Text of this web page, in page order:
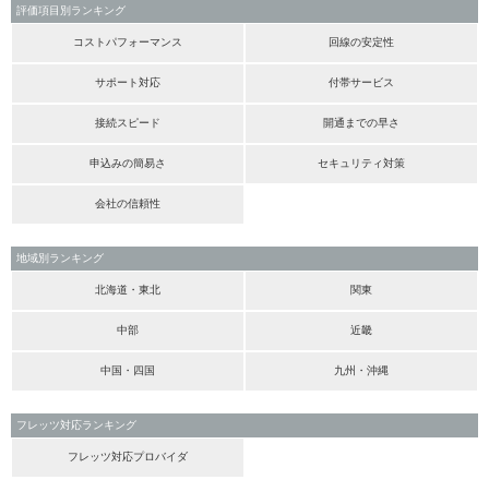
評価項目別ランキング
コストパフォーマンス 回線の安定性
サポート対応 付帯サービス
接続スピード 開通までの早さ
申込みの簡易さ セキュリティ対策
会社の信頼性
地域別ランキング
北海道・東北 関東
中部 近畿
中国・四国 九州・沖縄
フレッツ対応ランキング
フレッツ対応プロバイダ